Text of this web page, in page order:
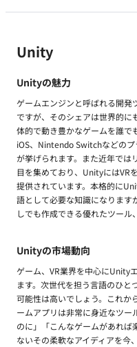
Unity
Unityの魅力
ゲームエンジンと呼ばれる開
ですが、そのシェアは世界的に
体的で動き豊かなゲームを誰で
iOS、Nintendo Switchなどの
が挙げられます。また近年では
目を集めており、UnityにはVR
提供されています。本格的に
語として必要な知識になります
しでも作成できる優れたツール
Unityの市場動向
ゲーム、VR業界を中心にUnity
ます。次世代を担う言語のひと
可能性は高いでしょう。これか
ームアプリは非常に身近なツー
のに」「こんなゲームがあれば
ないその柔軟なアイディアを今